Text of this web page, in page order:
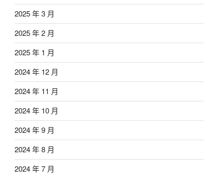
2025 年 3 月
2025 年 2 月
2025 年 1 月
2024 年 12 月
2024 年 11 月
2024 年 10 月
2024 年 9 月
2024 年 8 月
2024 年 7 月